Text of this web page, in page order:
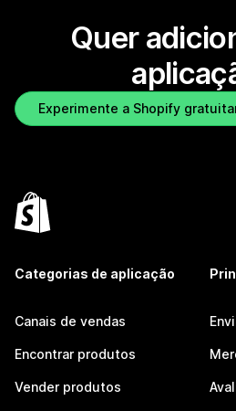
Quer
Experimente a Shopify
Categorias de aplicação
Canais de vendas
Encontrar produtos
Vender produtos